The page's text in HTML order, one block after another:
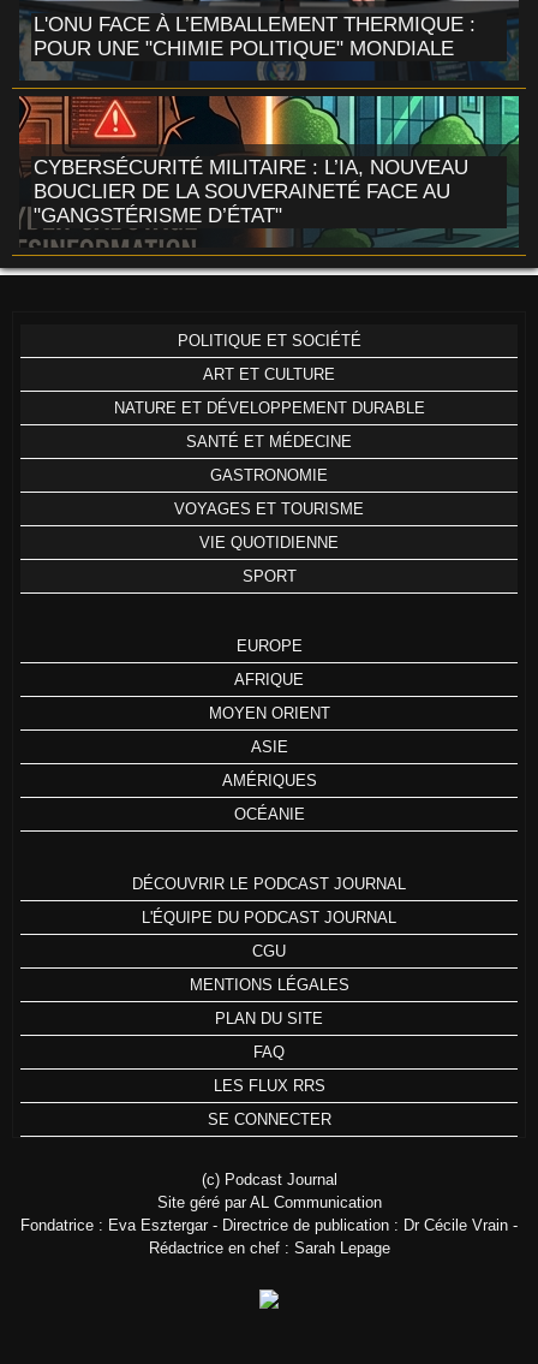
L'ONU FACE À L’EMBALLEMENT THERMIQUE :
POUR UNE "CHIMIE POLITIQUE" MONDIALE
CYBERSÉCURITÉ MILITAIRE : L’IA, NOUVEAU
BOUCLIER DE LA SOUVERAINETÉ FACE AU
"GANGSTÉRISME D’ÉTAT"
POLITIQUE ET SOCIÉTÉ
ART ET CULTURE
NATURE ET DÉVELOPPEMENT DURABLE
SANTÉ ET MÉDECINE
GASTRONOMIE
VOYAGES ET TOURISME
VIE QUOTIDIENNE
SPORT
EUROPE
AFRIQUE
MOYEN ORIENT
ASIE
AMÉRIQUES
OCÉANIE
DÉCOUVRIR LE PODCAST JOURNAL
L'ÉQUIPE DU PODCAST JOURNAL
CGU
MENTIONS LÉGALES
PLAN DU SITE
FAQ
LES FLUX RRS
SE CONNECTER
(c) Podcast Journal
Site géré par AL Communication
Fondatrice : Eva Esztergar - Directrice de publication : Dr Cécile Vrain -
Rédactrice en chef : Sarah Lepage